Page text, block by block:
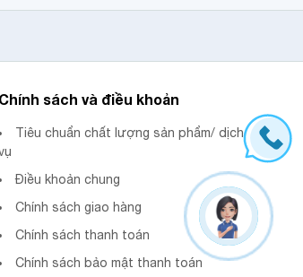
Chính sách và điều khoản
Tiêu chuẩn chất lượng sản phẩm/ dịch
Điều khoản chung
Chính sách giao hàng
Chính sách thanh toán
Chính sách bảo mật thanh toán